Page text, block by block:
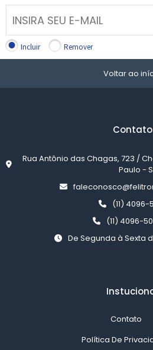
Incluir Remover
Voltar ao
Contato
Rua Antônio das Chagas, 723 /
Paulo -
(11) 4096-
(11) 4096-
De Segunda à Sexta
Contato
Política De